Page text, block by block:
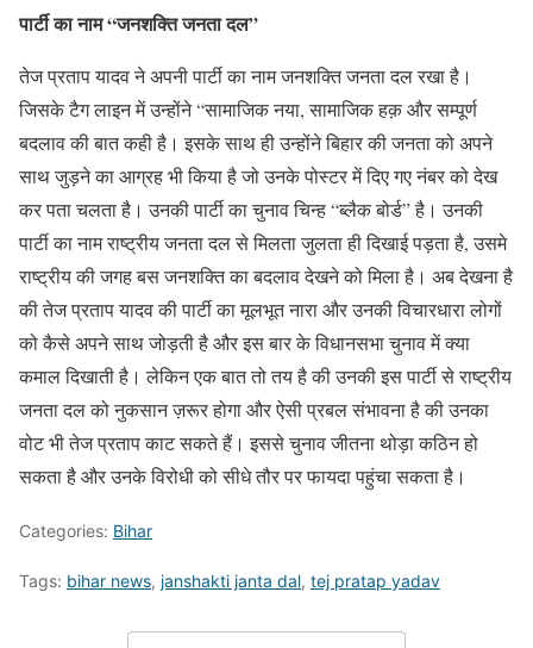
पार्टी का नाम “जनशक्ति जनता दल”
तेज प्रताप यादव ने अपनी पार्टी का नाम जनशक्ति जनता दल रखा है।
जिसके टैग लाइन में उन्होंने “सामाजिक नया, सामाजिक हक़ और सम्पूर्ण
बदलाव की बात कही है। इसके साथ ही उन्होंने बिहार की जनता को अपने
साथ जुड़ने का आग्रह भी किया है जो उनके पोस्टर में दिए गए नंबर को देख
कर पता चलता है। उनकी पार्टी का चुनाव चिन्ह “ब्लैक बोर्ड” है। उनकी
पार्टी का नाम राष्ट्रीय जनता दल से मिलता जुलता ही दिखाई पड़ता है, उसमे
राष्ट्रीय की जगह बस जनशक्ति का बदलाव देखने को मिला है। अब देखना है
की तेज प्रताप यादव की पार्टी का मूलभूत नारा और उनकी विचारधारा लोगों
को कैसे अपने साथ जोड़ती है और इस बार के विधानसभा चुनाव में क्या
कमाल दिखाती है। लेकिन एक बात तो तय है की उनकी इस पार्टी से राष्ट्रीय
जनता दल को नुकसान ज़रूर होगा और ऐसी प्रबल संभावना है की उनका
वोट भी तेज प्रताप काट सकते हैं। इससे चुनाव जीतना थोड़ा कठिन हो
सकता है और उनके विरोधी को सीधे तौर पर फायदा पहुंचा सकता है।
Categories: Bihar
Tags: bihar news, janshakti janta dal, tej pratap yadav